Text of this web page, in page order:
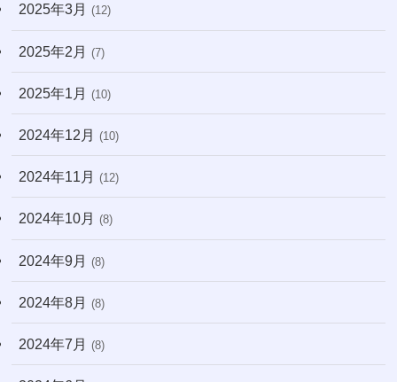
2025年3月 (12)
2025年2月 (7)
2025年1月 (10)
2024年12月 (10)
2024年11月 (12)
2024年10月 (8)
2024年9月 (8)
2024年8月 (8)
2024年7月 (8)